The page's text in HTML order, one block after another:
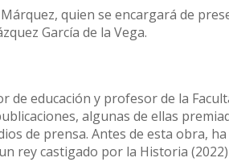
quien se encargará de
García de la Vega.
educación y profesor de la
algunas de ellas
de prensa. Antes de esta obra,
rey castigado por la Historia